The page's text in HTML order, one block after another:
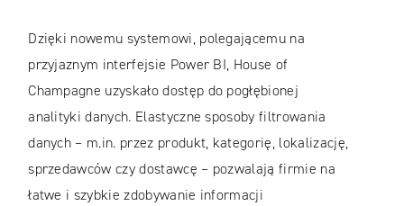
Dzięki nowemu systemowi, polegającemu na
przyjaznym interfejsie Power BI, House of
Champagne uzyskało dostęp do pogłębionej
analityki danych. Elastyczne sposoby filtrowania
danych – m.in. przez produkt, kategorię, lokalizację,
sprzedawców czy dostawcę – pozwalają firmie na
łatwe i szybkie zdobywanie informacji